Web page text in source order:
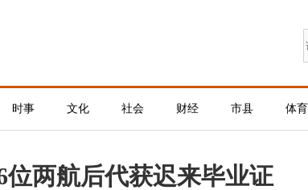
时事 文化 社会 财经 市县 体育
位两航后代获迟来毕业证